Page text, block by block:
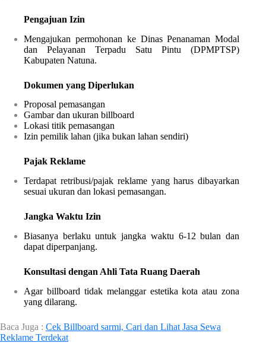
Pengajuan Izin
Mengajukan permohonan ke Dinas Penanaman Modal
dan Pelayanan Terpadu Satu Pintu (DPMPTSP)
Kabupaten Natuna.
Dokumen yang Diperlukan
Proposal pemasangan
Gambar dan ukuran billboard
Lokasi titik pemasangan
Izin pemilik lahan (jika bukan lahan sendiri)
Pajak Reklame
Terdapat retribusi/pajak reklame yang harus dibayarkan
sesuai ukuran dan lokasi pemasangan.
Jangka Waktu Izin
Biasanya berlaku untuk jangka waktu 6-12 bulan dan
dapat diperpanjang.
Konsultasi dengan Ahli Tata Ruang Daerah
Agar billboard tidak melanggar estetika kota atau zona
yang dilarang.
Baca Juga : Cek Billboard sarmi, Cari dan Lihat Jasa Sewa
Reklame Terdekat